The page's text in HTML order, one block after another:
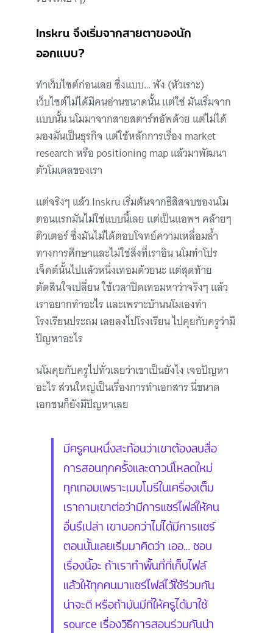
Inskru จึงเริ่มจากสายตาของนัก
ออกแบบ?
ทำเว็บไซต์ก่อนเลย ซึ่งแบบ… พัง (หัวเราะ)
เว็บไซต์ไม่ได้มีคนอ่านขนาดนั้น แต่ใช่ มันเริ่มจาก
แบบนั้น นโมมาจากสายสตาร์ทอัพด้วย แต่ไม่ได้
มองมันเป็นธุรกิจ แต่ใช้หลักการเรื่อง market
research หรือ positioning map แล้วมาพัฒนา
ตัวโมเดลของเรา
แต่จริงๆ แล้ว Inskru เริ่มต้นจากธีสิสจบของนโม
ตอนแรกมันไม่ใช่แบบนี้เลย แต่เป็นแอพฯ คล้ายๆ
ติวเตอร์ ซึ่งมันไม่ได้ตอบโจทย์ความเหลื่อมล้ำ
ทางการศึกษาและไม่ใช่สิ่งที่เราอิน นโมทำโปร
เจ็คต์นั้นไปแล้วหนึ่งเทอมด้วยนะ แต่สุดท้าย
ตัดสินใจเปลี่ยน ใช้เวลาปิดเทอมหาว่าจริงๆ แล้ว
เราอยากทำอะไร และเพราะบ้านนโมเองทำ
โรงเรียนประถม เลยลงไปโรงเรียน ไปคุยกับครูว่ามี
ปัญหาอะไร
นโมคุยกับครูไปทั่วเลยว่าเขาเป็นยังไง เจอปัญหา
อะไร ส่วนใหญ่เป็นเรื่องการทำเอกสาร นี่ขนาด
เอกชนก็ยังมีปัญหาเลย
มีครูคนหนึ่งสะท้อนว่าเขาต้องลบสื่อ
การสอนทุกครั้งและดาวน์โหลดใหม่
ทุกเทอมเพราะเมมโมรีในเครื่องเต็ม
เราถามเขาต่อว่ามีการแชร์ไฟล์ให้คน
อื่นรึเปล่า เขาบอกว่าไม่ได้มีการแชร์
ตอนนั้นเลยเริ่มมาคิดว่า เออ… ชอบ
เรื่องนี้อะ ถ้าเราทำพื้นที่ที่เก็บไฟล์
แล้วให้ทุกคนมาแชร์ไฟล์ไว้ใช้ร่วมกัน
น่าจะดี หรือถ้ามันมีที่ให้ครูได้มาใช้
source เรื่องวิธีการสอนร่วมกันน่า